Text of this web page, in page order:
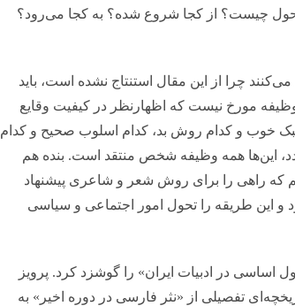
تحول چیست؟ از کجا شروع شده؟ به کجا می‌رود؟
چرا از این مقال استنتاج نشده است، باید
وظیفه مورخ نیست که اظهارنظر در کیفیت وقایع
سبک خوب و کدام روش بد، کدام اسلوب صحیح و کدام
این‌ها همه وظیفه شخص منتقد است. بنده هم
که راهی را برای روش شعر و شاعری پیشنهاد
و این طریقه را تحول امور اجتماعی و سیاسی
اساسی در ادبیات ایران» را گوشزد کرد. پرویز
تفصیلی از «نثر فارسی در دوره اخیر» به